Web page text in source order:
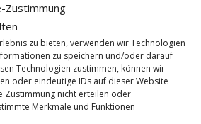
Zustimmung
zu bieten, verwenden wir Technologien
zu speichern und/oder darauf
Technologien zustimmen, können wir
oder eindeutige IDs auf dieser Website
Zustimmung nicht erteilen oder
Merkmale und Funktionen
Afrika zwischen 2015
Kinder angestiegen.
weiterhin das Ziel einer
Bildung für Kinder weltweit.
wir etwa 2500 Kinder und
ihr Recht auf Bildung ausüben